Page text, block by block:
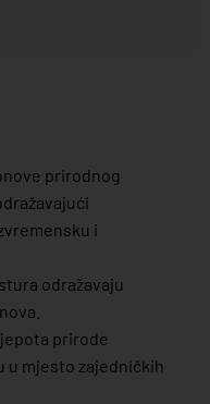
prirodnog
i
odražavaju
prirode
u mjesto zajedničkih